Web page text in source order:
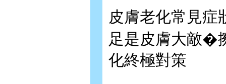
皮膚老化常見
足是皮膚大敵�
化終極對策